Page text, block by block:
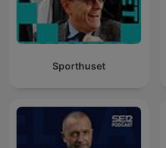
Sporthuset